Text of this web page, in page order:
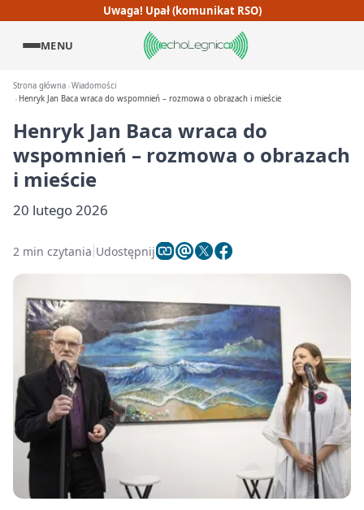
Uwaga! Upał (komunikat RSO)
MENU
Strona główna Wiadomości
Henryk Jan Baca wraca do wspomnień – rozmowa o obrazach i mieście
Henryk Jan Baca wraca do
wspomnień – rozmowa o obrazach
i mieście
20 lutego 2026
2 min czytania Udostępnij